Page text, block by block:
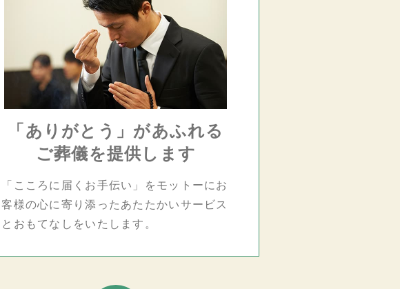
「ありがとう」があふれる
ご葬儀を提供します
「こころに届くお手伝い」をモットーにお
客様の心に寄り添ったあたたかいサービス
とおもてなしをいたします。